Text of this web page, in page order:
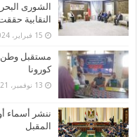
الشورى
النقابية
15 فبراير، 2024
مستقبل وطن
كورونا
13 نوفمبر، 2021
المقبل